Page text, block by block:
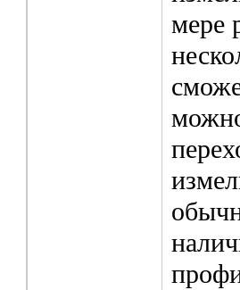
мере